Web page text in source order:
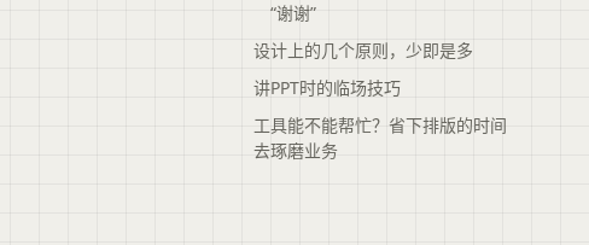
“谢谢”
设计上的几个原则，少即是多
讲PPT时的临场技巧
工具能不能帮忙？省下排版的时间
去琢磨业务